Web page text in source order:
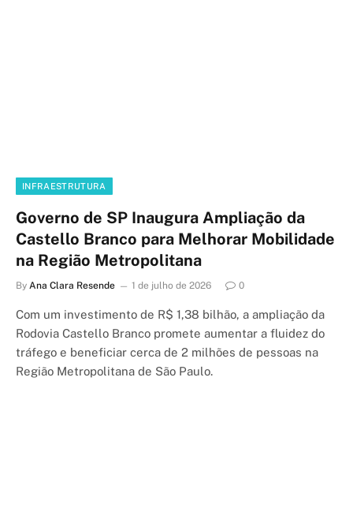
INFRAESTRUTURA
Governo de SP Inaugura Ampliação da
Castello Branco para Melhorar Mobilidade
na Região Metropolitana
By Ana Clara Resende 1 de julho de 2026 0
Com um investimento de R$ 1,38 bilhão, a ampliação da
Rodovia Castello Branco promete aumentar a fluidez do
tráfego e beneficiar cerca de 2 milhões de pessoas na
Região Metropolitana de São Paulo.